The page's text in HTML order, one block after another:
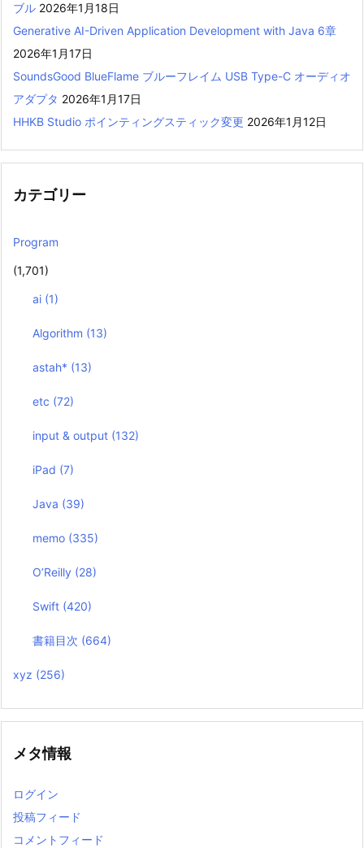
ブル 2026年1月18日
Generative AI-Driven Application Development with Java 6章
2026年1月17日
SoundsGood BlueFlame ブルーフレイム USB Type-C オーディオ
アダプタ 2026年1月17日
HHKB Studio ポインティングスティック変更 2026年1月12日
カテゴリー
Program
(1,701)
ai (1)
Algorithm (13)
astah* (13)
etc (72)
input & output (132)
iPad (7)
Java (39)
memo (335)
O’Reilly (28)
Swift (420)
書籍目次 (664)
xyz (256)
メタ情報
ログイン
投稿フィード
コメントフィード